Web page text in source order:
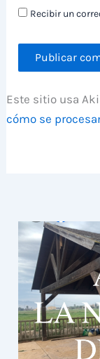
Recibir un
Este sitio usa
cómo se